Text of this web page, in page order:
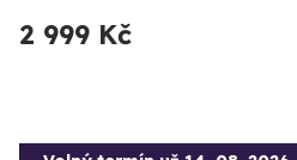
2 999 Kč